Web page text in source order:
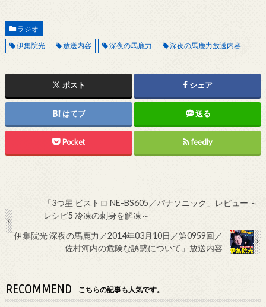
ラジオ
伊集院光
放送内容 深夜の馬鹿力 深夜の馬鹿力放送内容
ポスト シェア
はてブ 送る
Pocket feedly
「3つ星 ビストロ NE-BS605／パナソニック」レビュー ～
レシピ5 冷凍の刺身を解凍～
「伊集院光 深夜の馬鹿力／2014年03月10日／第0959回／
佐村河内の危険な誘惑について」放送内容
RECOMMEND こちらの記事も人気です。